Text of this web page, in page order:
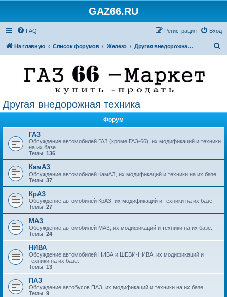
GAZ66.RU
FAQ Вход
Регистрация
На главную Список форумов Железо Другая внедорожная техника
Другая внедорожная техника
Форум
ГАЗ
Обсуждение автомобилей ГАЗ (кроме ГАЗ-66), их модификаций и техники
на их базе.
Темы: 136
КамАЗ
Обсуждение автомобилей КамАЗ, их модификаций и техники на их базе.
Темы: 37
КрАЗ
Обсуждение автомобилей КрАЗ, их модификаций и техники на их базе.
Темы: 27
МАЗ
Обсуждение автомобилей МАЗ, их модификаций и техники на их базе.
Темы: 24
НИВА
Обсуждение автомобилей НИВА и ШЕВИ-НИВА, их модификаций и
техники на их базе.
Темы: 13
ПАЗ
Обсуждение автобусов ПАЗ, их модификаций и техники на их базе.
Темы: 9